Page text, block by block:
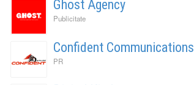
Ghost Agency
Publicitate
Confident Communications
PR